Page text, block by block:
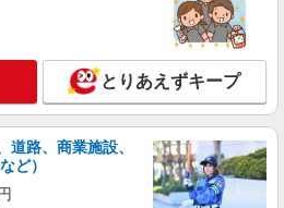
とりあえずキープ
道路、商業施設、
ど）